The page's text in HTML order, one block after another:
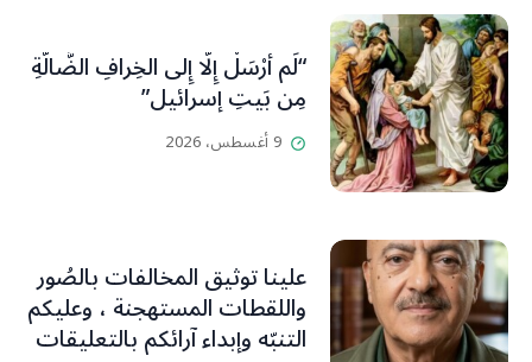
“لَم أُرْسَلْ إِلَّا إِلى الخِرافِ الضَّالَّةِ
مِن بَيتِ إسرائيل”
9 أغسطس، 2026
علينا توثيق المخالفات بالصُور
واللقطات المستهجنة ، وعليكم
التنبّه وإبداء آرائكم بالتعليقات